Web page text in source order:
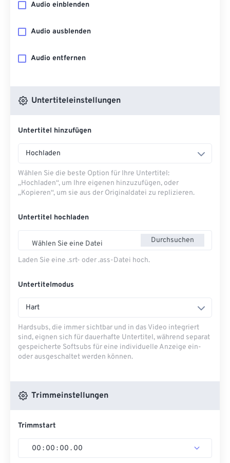
Audio einblenden
Audio ausblenden
Audio entfernen
Untertiteleinstellungen
Untertitel hinzufügen
Hochladen
Wählen Sie die beste Option für Ihre Untertitel:
„Hochladen“, um Ihre eigenen hinzuzufügen, oder
„Kopieren“, um sie aus der Originaldatei zu replizieren.
Untertitel hochladen
Wählen Sie eine Datei Durchsuchen
Laden Sie eine .srt- oder .ass-Datei hoch.
Untertitelmodus
Hart
Hardsubs, die immer sichtbar und in das Video integriert
sind, eignen sich für dauerhafte Untertitel, während separat
gespeicherte Softsubs für eine individuelle Anzeige ein-
oder ausgeschaltet werden können.
Trimmeinstellungen
Trimmstart
00 : 00 : 00 . 00